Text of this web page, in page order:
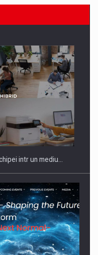
supun noilor
intr un mediu…